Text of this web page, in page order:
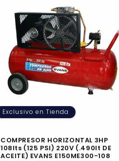
Exclusivo en Tienda
COMPRESOR HORIZONTAL 3HP
108lts (125 PSI) 220V (.490lt DE
ACEITE) EVANS E150ME300-108